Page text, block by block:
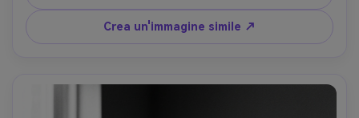
imperfetta, nostalgica atmosfera candida degli anni 2000,
scattata come su Fujifilm QuickSnap, cornice stretta,
umore energico e caotico, obiettivo da 85 mm,
Crea un'immagine simile ↗